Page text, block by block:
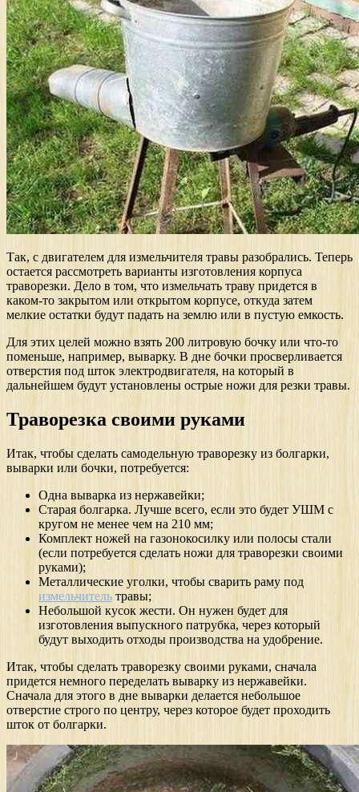
Так, с двигателем для измельчителя травы разобрались. Теперь
остается рассмотреть варианты изготовления корпуса
траворезки. Дело в том, что измельчать траву придется в
каком-то закрытом или открытом корпусе, откуда затем
мелкие остатки будут падать на землю или в пустую емкость.
Для этих целей можно взять 200 литровую бочку или что-то
поменьше, например, выварку. В дне бочки просверливается
отверстия под шток электродвигателя, на который в
дальнейшем будут установлены острые ножи для резки травы.
Траворезка своими руками
Итак, чтобы сделать самодельную траворезку из болгарки,
выварки или бочки, потребуется:
Одна выварка из нержавейки;
Старая болгарка. Лучше всего, если это будет УШМ с
кругом не менее чем на 210 мм;
Комплект ножей на газонокосилку или полосы стали
(если потребуется сделать ножи для траворезки своими
руками);
Металлические уголки, чтобы сварить раму под
измельчитель травы;
Небольшой кусок жести. Он нужен будет для
изготовления выпускного патрубка, через который
будут выходить отходы производства на удобрение.
Итак, чтобы сделать траворезку своими руками, сначала
придется немного переделать выварку из нержавейки.
Сначала для этого в дне выварки делается небольшое
отверстие строго по центру, через которое будет проходить
шток от болгарки.